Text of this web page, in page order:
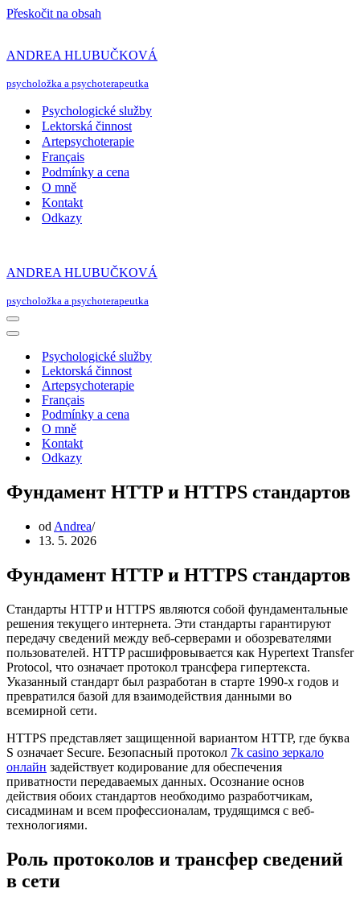
Přeskočit na obsah
ANDREA HLUBUČKOVÁ
psycholožka a psychoterapeutka
Psychologické služby
Lektorská činnost
Artepsychoterapie
Français
Podmínky a cena
O mně
Kontakt
Odkazy
ANDREA HLUBUČKOVÁ
psycholožka a psychoterapeutka
Navigační
menu
Navigační
Psychologické služby
Lektorská činnost
Artepsychoterapie
Français
Podmínky a cena
O mně
Kontakt
Odkazy
Фундамент HTTP и HTTPS стандартов
od Andrea
13. 5. 2026
Фундамент HTTP и HTTPS стандартов
Стандарты HTTP и HTTPS являются собой фундаментальные
решения текущего интернета. Эти стандарты гарантируют
передачу сведений между веб-серверами и обозревателями
пользователей. HTTP расшифровывается как Hypertext Transfer
Protocol, что означает протокол трансфера гипертекста.
Указанный стандарт был разработан в старте 1990-х годов и
превратился базой для взаимодействия данными во
всемирной сети.
HTTPS представляет защищенной вариантом HTTP, где буква
S означает Secure. Безопасный протокол 7k casino зеркало
онлайн задействует кодирование для обеспечения
приватности передаваемых данных. Осознание основ
действия обоих стандартов необходимо разработчикам,
сисадминам и всем профессионалам, трудящимся с веб-
технологиями.
Роль протоколов и трансфер сведений
в сети